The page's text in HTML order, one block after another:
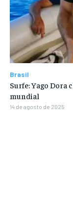
Brasil
Surfe: Yago Dora
mundial
14 de agosto de 2025